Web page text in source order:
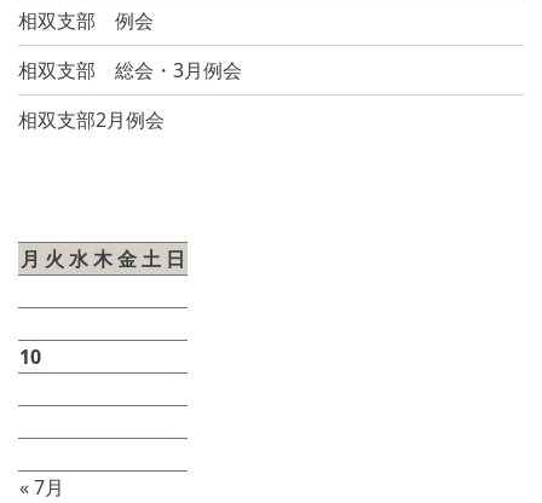
相双支部 例会
相双支部 総会・3月例会
相双支部2月例会
月 火 水木金土 日
« 7月
10